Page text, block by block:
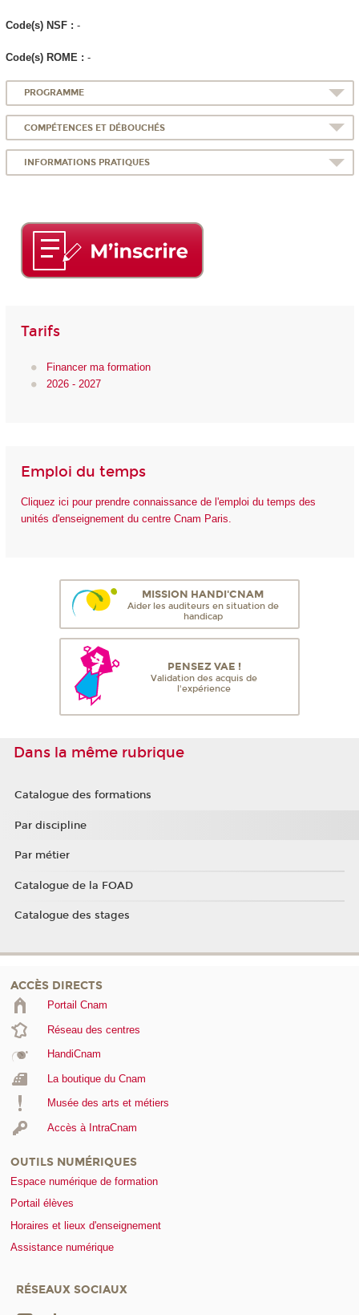
Code(s) NSF : -
Code(s) ROME : -
PROGRAMME
COMPÉTENCES ET DÉBOUCHÉS
INFORMATIONS PRATIQUES
Tarifs
Financer ma formation
2026 - 2027
Emploi du temps
Cliquez ici pour prendre connaissance de l'emploi du temps des
unités d'enseignement du centre Cnam Paris.
MISSION HANDI'CNAM
Aider les auditeurs en situation de
handicap
PENSEZ VAE !
Validation des acquis de
l'expérience
Dans la même rubrique
Catalogue des formations
Par discipline
Par métier
Catalogue de la FOAD
Catalogue des stages
ACCÈS DIRECTS
Portail Cnam
Réseau des centres
HandiCnam
La boutique du Cnam
Musée des arts et métiers
Accès à IntraCnam
OUTILS NUMÉRIQUES
Espace numérique de formation
Portail élèves
Horaires et lieux d'enseignement
Assistance numérique
RÉSEAUX SOCIAUX